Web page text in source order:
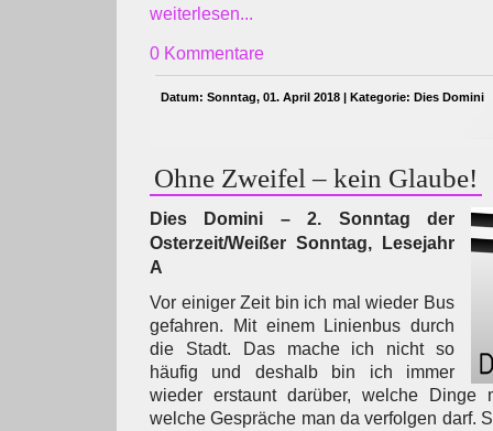
weiterlesen...
0 Kommentare
Datum: Sonntag, 01. April 2018 | Kategorie: Dies Domini
Ohne Zweifel – kein Glaube!
Dies Domini – 2. Sonntag der
Osterzeit/Weißer Sonntag, Lesejahr
A
Vor einiger Zeit bin ich mal wieder Bus
gefahren. Mit einem Linienbus durch
die Stadt. Das mache ich nicht so
häufig und deshalb bin ich immer
wieder erstaunt darüber, welche Dinge
welche Gespräche man da verfolgen darf.